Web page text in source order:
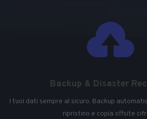

Backup & Disaster
I tuoi dati sempre al sicuro. Backup
ripristino e copia offsite